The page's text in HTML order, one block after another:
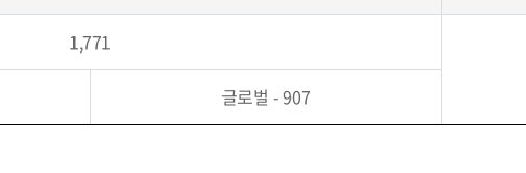
1,771
글로벌 - 907